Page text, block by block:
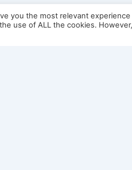
you the most relevant
use of ALL the cookies.